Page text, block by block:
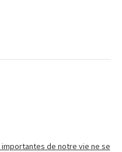
de notre vie ne se